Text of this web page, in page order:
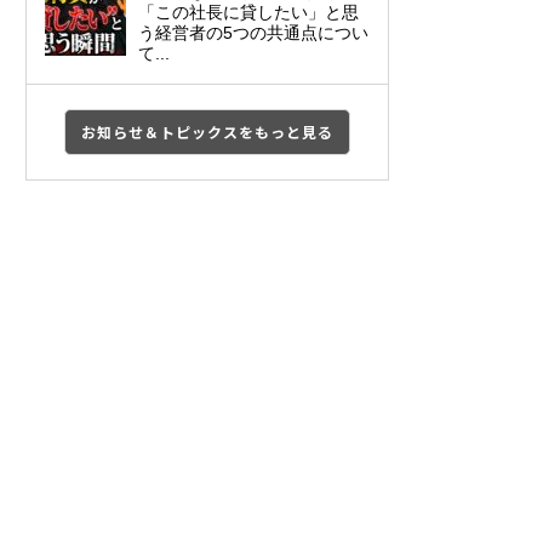
「この社長に貸したい」と思
う経営者の5つの共通点につい
て...
お知らせ＆トピックスをもっと見る